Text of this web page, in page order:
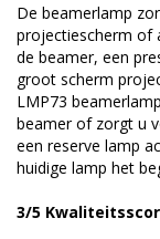
De beamerlamp
projectiescherm of
de beamer, een
groot scherm
LMP73
beamer of zorgt u
een reserve lamp
huidige lamp het
3/5